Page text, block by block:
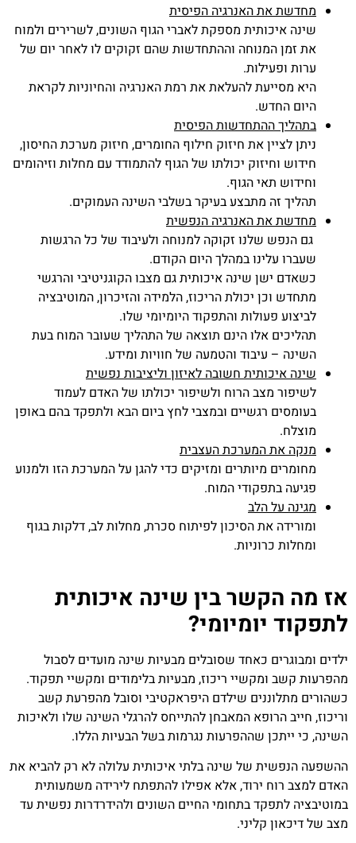
מחדשת את האנרגיה הפיסית
שינה איכותית מספקת לאברי הגוף השונים, לשרירים ולמוח
את זמן המנוחה וההתחדשות שהם זקוקים לו לאחר יום של
ערות ופעילות.
היא מסייעת להעלאת את רמת האנרגיה והחיוניות לקראת
היום החדש.
בתהליך ההתחדשות הפיסית
ניתן לציין את חיזוק חילוף החומרים, חיזוק מערכת החיסון,
חידוש וחיזוק יכולתו של הגוף להתמודד עם מחלות וזיהומים
וחידוש תאי הגוף.
תהליך זה מתבצע בעיקר בשלבי השינה העמוקים.
מחדשת את האנרגיה הנפשית
גם הנפש שלנו זקוקה למנוחה ולעיבוד של כל הרגשות
שעברו עלינו במהלך היום הקודם.
כשאדם ישן שינה איכותית גם מצבו הקוגניטיבי והרגשי
מתחדש וכן יכולת הריכוז, הלמידה והזיכרון, המוטיבציה
לביצוע פעולות והתפקוד היומיומי שלו.
תהליכים אלו הינם תוצאה של התהליך שעובר המוח בעת
השינה – עיבוד והטמעה של חוויות ומידע.
שינה איכותית חשובה לאיזון וליציבות נפשית
לשיפור מצב הרוח ולשיפור יכולתו של האדם לעמוד
בעומסים רגשיים ובמצבי לחץ ביום הבא ולתפקד בהם באופן
מוצלח.
מנקה את המערכת העצבית
מחומרים מיותרים ומזיקים כדי להגן על המערכת הזו ולמנוע
פגיעה בתפקודי המוח.
מגינה על הלב
ומורידה את הסיכון לפיתוח סכרת, מחלות לב, דלקות בגוף
ומחלות כרוניות.
אז מה הקשר בין שינה איכותית
לתפקוד יומיומי?
ילדים ומבוגרים כאחד שסובלים מבעיות שינה מועדים לסבול
מהפרעות קשב ומקשיי ריכוז, מבעיות בלימודים ומקשיי תפקוד.
כשהורים מתלוננים שילדם היפראקטיבי וסובל מהפרעת קשב
וריכוז, חייב הרופא המאבחן להתייחס להרגלי השינה שלו ולאיכות
השינה, כי ייתכן שההפרעות נגרמות בשל הבעיות הללו.
ההשפעה הנפשית של שינה בלתי איכותית עלולה לא רק להביא את
האדם למצב רוח ירוד, אלא אפילו להתפתח לירידה משמעותית
במוטיבציה לתפקד בתחומי החיים השונים ולהידרדרות נפשית עד
מצב של דיכאון קליני.